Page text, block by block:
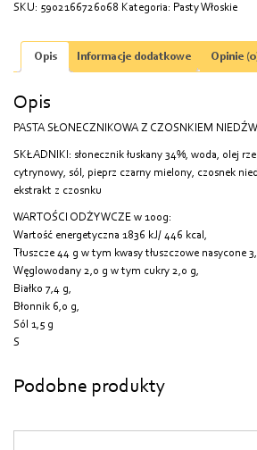
SKU: 5902166726068 Kategoria: Pasty Włoskie
Opis Informacje dodatkowe Opinie
Opis
PASTA SŁONECZNIKOWA Z CZOSNKIEM
SKŁADNIKI: słonecznik łuskany 34%, woda, olej
cytrynowy, sól, pieprz czarny mielony, czosnek
ekstrakt z czosnku
WARTOŚCI ODŻYWCZE w 100g:
Wartość energetyczna 1836 kJ/ 446 kcal,
Tłuszcze 44 g w tym kwasy tłuszczowe nasycone
Węglowodany 2,0 g w tym cukry 2,0 g,
Białko 7,4 g,
Błonnik 6,0 g,
Sól 1,5 g
S
Podobne produkty